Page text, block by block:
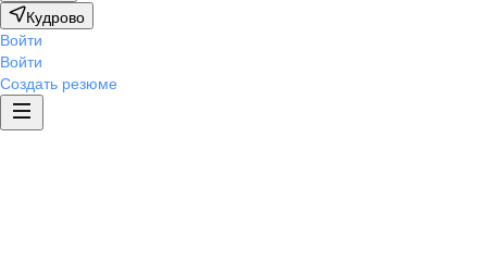
Кудрово
Войти
Войти
Создать резюме